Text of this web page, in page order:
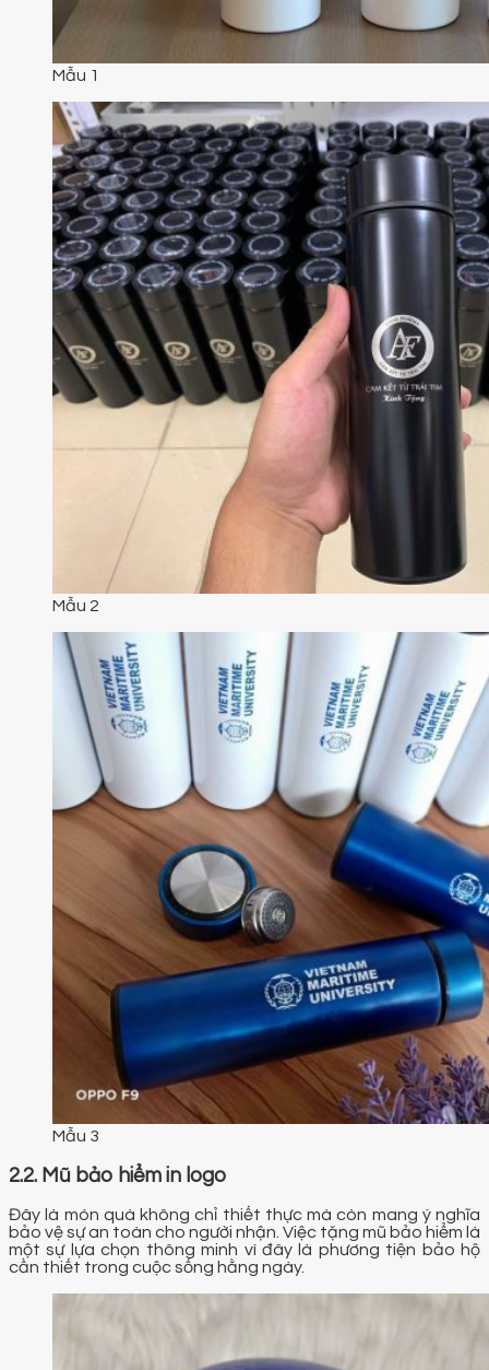
Mẫu 1
Mẫu 2
Mẫu 3
2.2. Mũ bảo hiểm in logo
Đây là món quà không chỉ thiết thực mà còn mang ý nghĩa
bảo vệ sự an toàn cho người nhận. Việc tặng mũ bảo hiểm là
một sự lựa chọn thông minh vì đây là phương tiện bảo hộ
cần thiết trong cuộc sống hằng ngày.